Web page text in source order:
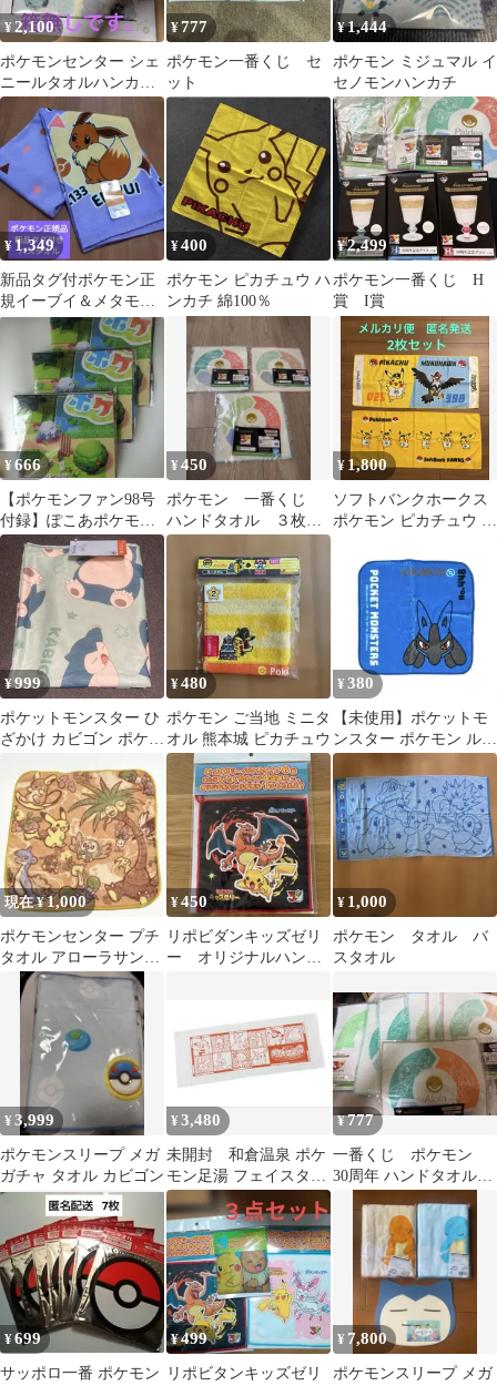
¥2,100
ポケモンセンター シェ
ニールタオルハンカチ
SHINKA NO ISHI
¥777
ポケモン一番くじ セ
ット
¥1,444
ポケモン ミジュマル イ
セノモンハンカチ
¥1,349
新品タグ付ポケモン正
規イーブイ＆メタモン
約60×120㌢バスタオル
¥400
ポケモン ピカチュウ ハ
ンカチ 綿100％
¥2,499
ポケモン一番くじ H
賞 I賞
¥666
【ポケモンファン98号
付録】ぽこあポケモン
レジャーシート3枚セッ
¥450
ポケモン 一番くじ
ハンドタオル ３枚セ
ット
¥ 1,800
ソフトバンクホークス
ポケモン ピカチュウ タ
¥999
ポケットモンスター ひ
ざかけ カビゴン ポケモ
¥480
ポケモン ご当地 ミニタ
オル 熊本城 ピカチュウ
¥ 380
【未使用】ポケットモ
ンスター ポケモン ルカ
リオ ミニ ハンカチ ハ
ンドタオル
現在 ¥1,000
ポケモンセンター プチ
タオル アローラサンセ
ット 夕日 完売品
¥450
リポビダンキッズゼリ
ー オリジナルハンド
¥ 1,000
ポケモン タオル バ
スタオル
¥3,999
ポケモンスリープ メガ
ガチャ タオル カビゴン
¥3,480
未開封 和倉温泉 ポケ
モン足湯 フェイスタオ
ル
¥777
一番くじ ポケモン
30周年 ハンドタオルセ
¥699
サッポロ一番 ポケモン
¥499
リポビタンキッズゼリ
¥ 7,800
ポケモンスリープ メガ